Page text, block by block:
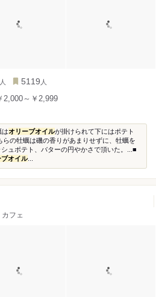
人 5119 人
2,000～￥2,999
はオリーブオイルが掛けられて下にはポテト
の牡蠣は磯の香りがあまりせずに、牡蠣を
ュポテト、バターの円やかさで頂いた。...■
ブオイル...
フェ